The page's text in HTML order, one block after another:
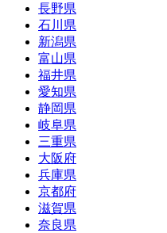
長野県
石川県
新潟県
富山県
福井県
愛知県
静岡県
岐阜県
三重県
大阪府
兵庫県
京都府
滋賀県
奈良県